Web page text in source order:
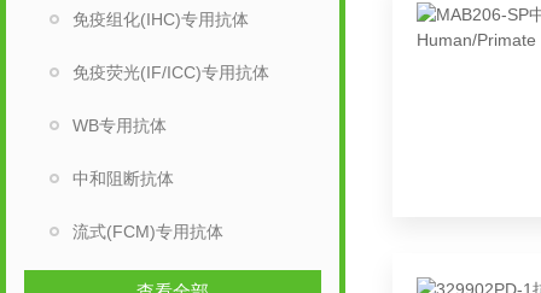
免疫组化(IHC)专用抗体
免疫荧光(IF/ICC)专用抗体
WB专用抗体
中和阻断抗体
流式(FCM)专用抗体